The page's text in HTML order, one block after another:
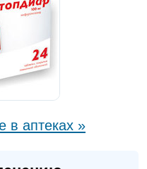
в аптеках »